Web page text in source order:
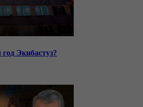
Экибастуз?